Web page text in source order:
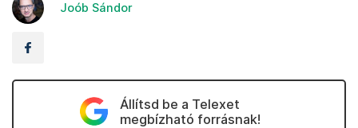
Joób Sándor
Állítsd be a Telexet
megbízható forrásnak!